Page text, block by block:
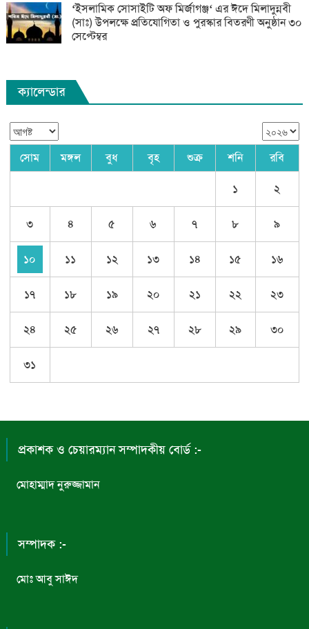
‘ইসলামিক সোসাইটি অফ মির্জাগঞ্জ‘ এর ঈদে মিলাদুন্নবী
(সাঃ) উপলক্ষে প্রতিযোগিতা ও পুরস্কার বিতরণী অনুষ্ঠান ৩০
সেপ্টেম্বর
ক্যালেন্ডার
সোম মঙ্গল বুধ বৃহ শুক্র শনি রবি
১ ২
৩ ৪ ৫ ৬ ৭ ৮ ৯
১০ ১১ ১২ ১৩ ১৪ ১৫ ১৬
১৭ ১৮ ১৯ ২০ ২১ ২২ ২৩
২৪ ২৫ ২৬ ২৭ ২৮ ২৯ ৩০
৩১
প্রকাশক ও চেয়ারম্যান সম্পাদকীয় বোর্ড :-
মোহাম্মাদ নুরুজ্জামান
সম্পাদক :-
মোঃ আবু সাঈদ